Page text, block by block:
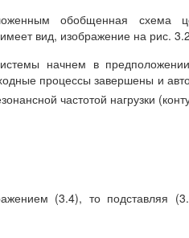
обобщенная схема
вид, изображение на рис.
начнем в
процессы завершены и
частотой нагрузки
(3.4), то подставляя